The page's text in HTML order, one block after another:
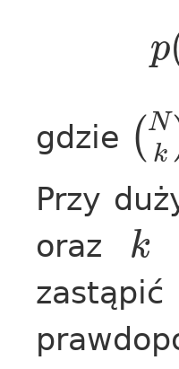
p
gdzie ( N
k
Przy
oraz k